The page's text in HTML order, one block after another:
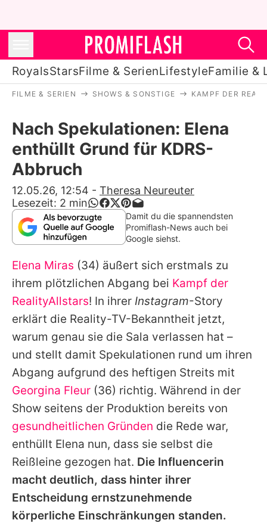
RoyalsStarsFilme & SerienLifestyleFamilie &
Stars
Filme & Serien
Lifestyle
Familie & Liebe
Promiflash Exklusiv
Alle Themen auf Promiflash
Jobs
App runterladen
Team
Redaktionelle Richtlinien
Impressum
Datenschutzerklärung
Nutzungsbedingungen
Utiq verwalten
FILME & SERIEN SHOWS & SONSTIGE KAMPF DER
Nach Spekulationen: Elena
enthüllt Grund für KDRS-
Abbruch
12.05.26, 12:54 - Theresa Neureuter
Lesezeit: 2 min
Damit du die spannendsten
Promiflash-News auch bei
Google siehst.
Elena Miras (34) äußert sich erstmals zu
ihrem plötzlichen Abgang bei Kampf der
RealityAllstars! In ihrer Instagram-Story
erklärt die Reality-TV-Bekanntheit jetzt,
warum genau sie die Sala verlassen hat –
und stellt damit Spekulationen rund um ihren
Abgang aufgrund des heftigen Streits mit
Georgina Fleur (36) richtig. Während in der
Show seitens der Produktion bereits von
gesundheitlichen Gründen die Rede war,
enthüllt Elena nun, dass sie selbst die
Reißleine gezogen hat. Die Influencerin
macht deutlich, dass hinter ihrer
Entscheidung ernstzunehmende
körperliche Einschränkungen standen.